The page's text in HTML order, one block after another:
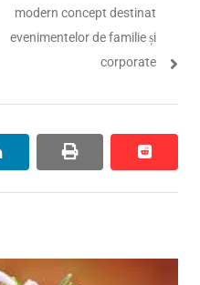
modern concept destinat
evenimentelor de familie și
corporate
linkedin print reddit
reddit